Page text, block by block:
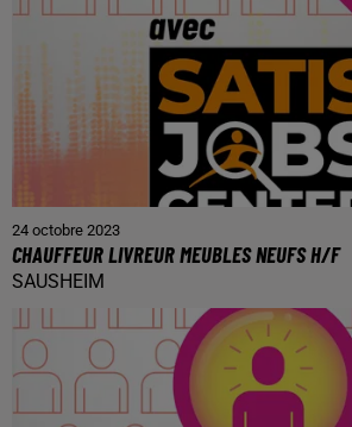
24 octobre 2023
CHAUFFEUR LIVREUR MEUBLES NEUFS H/F
SAUSHEIM